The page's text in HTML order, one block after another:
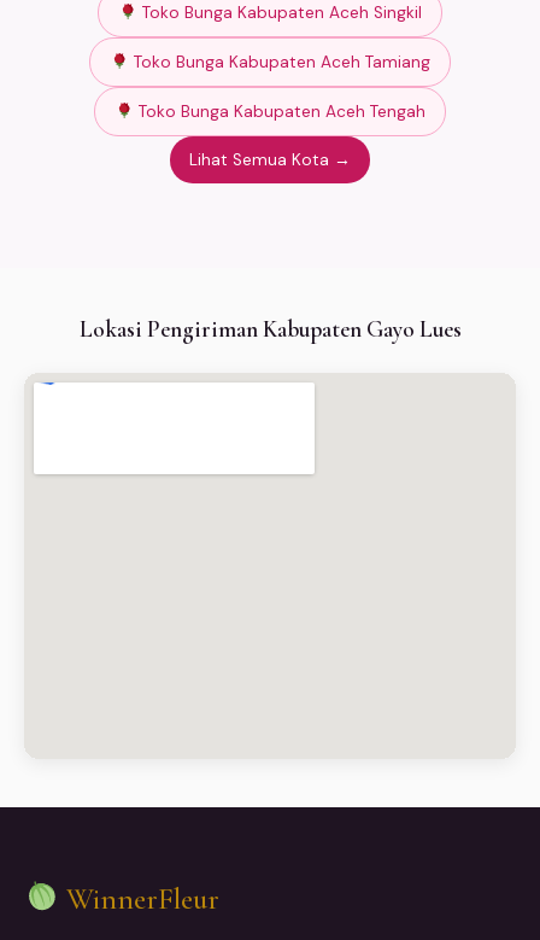
Toko Bunga Kabupaten Aceh Singkil
Toko Bunga Kabupaten Aceh Tamiang
Toko Bunga Kabupaten Aceh Tengah
Lihat Semua Kota →
Lokasi Pengiriman Kabupaten Gayo Lues
WinnerFleur